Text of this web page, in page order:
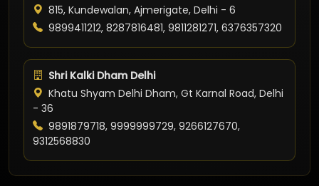
815, Kundewalan, Ajmerigate, Delhi - 6
9899411212, 8287816481, 9811281271, 6376357320
Shri Kalki Dham Delhi
Khatu Shyam Delhi Dham, Gt Karnal Road, Delhi
- 36
9891879718, 9999999729, 9266127670,
9312568830